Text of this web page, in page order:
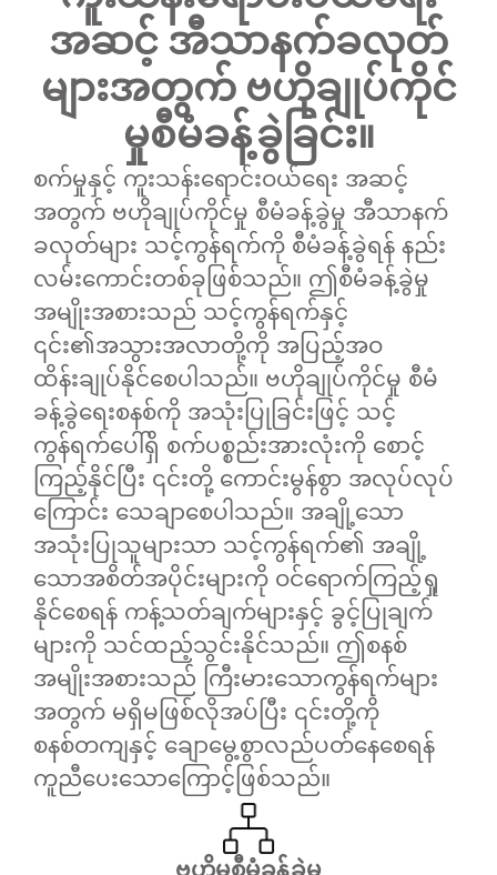
အဆင့် အီသာနက်ခလုတ်
များအတွက် ဗဟိုချုပ်ကိုင်
မှုစီမံခန့်ခွဲခြင်း။
စက်မှုနှင့် ကူးသန်းရောင်းဝယ်ရေး အဆင့်
အတွက် ဗဟိုချုပ်ကိုင်မှု စီမံခန့်ခွဲမှု အီသာနက်
ခလုတ်များ သင့်ကွန်ရက်ကို စီမံခန့်ခွဲရန် နည်း
လမ်းကောင်းတစ်ခုဖြစ်သည်။ ဤစီမံခန့်ခွဲမှု
အမျိုးအစားသည် သင့်ကွန်ရက်နှင့်
၎င်း၏အသွားအလာတို့ကို အပြည့်အဝ
ထိန်းချုပ်နိုင်စေပါသည်။ ဗဟိုချုပ်ကိုင်မှု စီမံ
ခန့်ခွဲရေးစနစ်ကို အသုံးပြုခြင်းဖြင့် သင့်
ကွန်ရက်ပေါ်ရှိ စက်ပစ္စည်းအားလုံးကို စောင့်
ကြည့်နိုင်ပြီး ၎င်းတို့ ကောင်းမွန်စွာ အလုပ်လုပ်
ကြောင်း သေချာစေပါသည်။ အချို့သော
အသုံးပြုသူများသာ သင့်ကွန်ရက်၏ အချို့
သောအစိတ်အပိုင်းများကို ဝင်ရောက်ကြည့်ရှု
နိုင်စေရန် ကန့်သတ်ချက်များနှင့် ခွင့်ပြုချက်
များကို သင်ထည့်သွင်းနိုင်သည်။ ဤစနစ်
အမျိုးအစားသည် ကြီးမားသောကွန်ရက်များ
အတွက် မရှိမဖြစ်လိုအပ်ပြီး ၎င်းတို့ကို
စနစ်တကျနှင့် ချောမွေ့စွာလည်ပတ်နေစေရန်
ကူညီပေးသောကြောင့်ဖြစ်သည်။
ဗဟိုမှစီမံခန့်ခွဲမှု